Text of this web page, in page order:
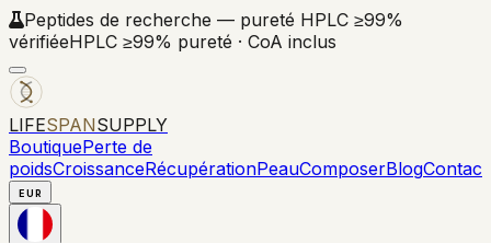
Peptides de recherche — pureté HPLC ≥99%
vérifiéeHPLC ≥99% pureté · CoA inclus
LIFESPANSUPPLY
BoutiquePerte de
poidsCroissanceRécupérationPeauComposerBlogContact
EUR